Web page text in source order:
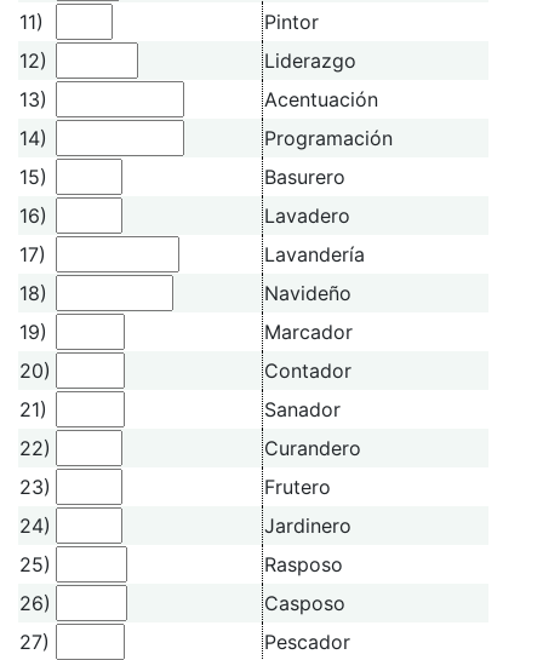
11)
Pintor
12)
Liderazgo
13)
Acentuación
14)
Programación
15)
Basurero
16)
Lavadero
17)
Lavandería
18)
Navideño
19)
Marcador
20)
Contador
21)
Sanador
22)
Curandero
23)
Frutero
24)
Jardinero
25)
Rasposo
26)
Casposo
27)
Pescador